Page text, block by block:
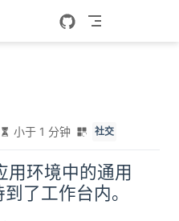
小于 1 分钟 社交
用环境中的通用
了工作台内。